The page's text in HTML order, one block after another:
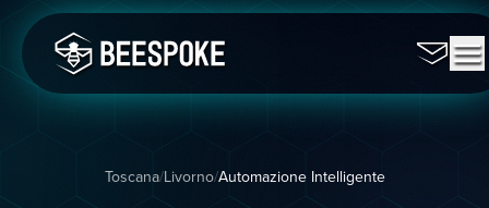
Toscana/Livorno/Automazione Intelligente